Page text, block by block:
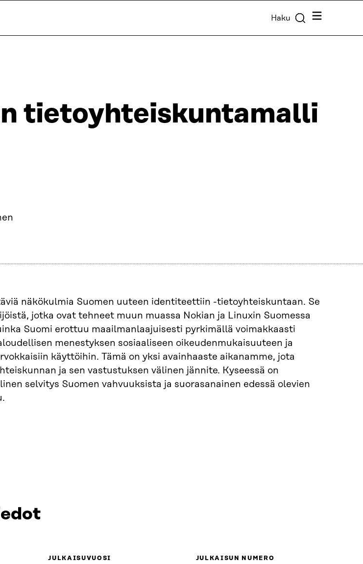
Haku Valikko
tietoyhteiskuntamalli
näkökulmia Suomen uuteen identiteettiin -tietoyhteiskuntaan. Se
jotka ovat tehneet muun muassa Nokian ja Linuxin Suomessa
Suomi erottuu maailmanlaajuisesti pyrkimällä voimakkaasti
menestyksen sosiaaliseen oikeudenmukaisuuteen ja
käyttöihin. Tämä on yksi avainhaaste aikanamme, jota
ja sen vastustuksen välinen jännite. Kyseessä on
selvitys Suomen vahvuuksista ja suorasanainen edessä olevien
JULKAISUVUOSI JULKAISUN NUMERO